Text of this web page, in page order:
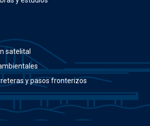
y pasos fronterizos